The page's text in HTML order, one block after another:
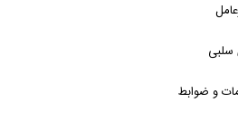
سلبی
و ضوابط